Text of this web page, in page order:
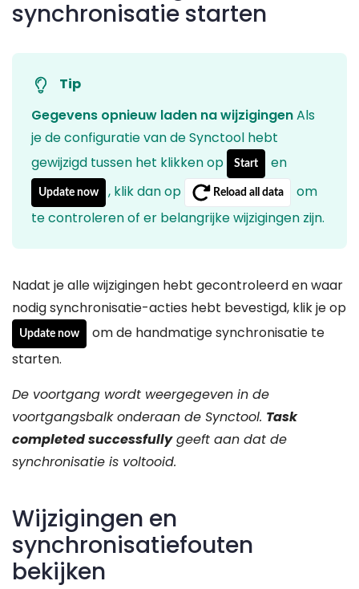
synchronisatie starten
Tip
Gegevens opnieuw laden na wijzigingenAls
je de configuratie van de Synctool hebt
gewijzigd tussen het klikken op
Start en
Update now , klik dan op Reload all data
om
te controleren of er belangrijke wijzigingen zijn.
Nadat je alle wijzigingen hebt gecontroleerd en waar
nodig synchronisatie-acties hebt bevestigd, klik je op
Update now
om de handmatige synchronisatie te
starten.
De voortgang wordt weergegeven in de
voortgangsbalk onderaan de Synctool. Task
completed successfullygeeft aan dat de
synchronisatie is voltooid.
Wijzigingen en
synchronisatiefouten
bekijken